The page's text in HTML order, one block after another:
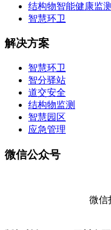
结构物智能健康监
智慧环卫
解决方案
智慧环卫
智分驿站
道交安全
结构物监测
智慧园区
应急管理
微信公众号
微信